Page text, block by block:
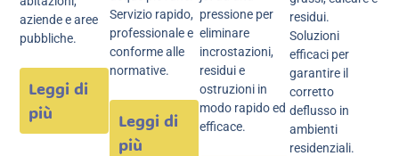
aziende e aree
pubbliche.
Leggi di
più
Servizio rapido,
professionale e
conforme alle
normative.
Leggi di
più
pressione per
eliminare
incrostazioni,
residui e
ostruzioni in
modo rapido ed
efficace.
residui.
Soluzioni
efficaci per
garantire il
corretto
deflusso in
ambienti
residenziali.